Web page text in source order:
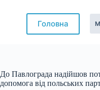
Головна
До Павлограда надійшов
допомога від польських